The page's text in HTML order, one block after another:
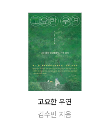
고요한 우연
김수빈 지음